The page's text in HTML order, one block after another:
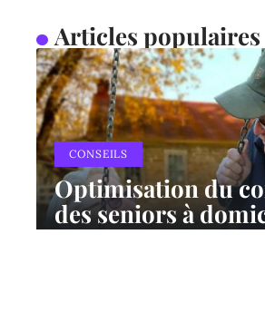
Articles populaires
CONSEILS
Optimisation du
des seniors à
focus sur le